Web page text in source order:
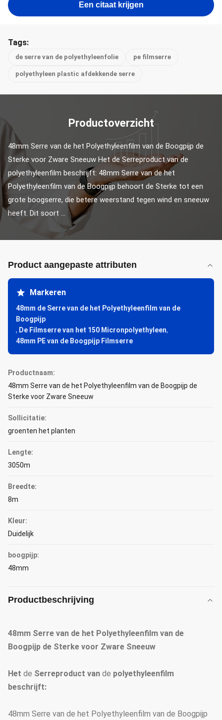
Een citaat krijgen
Tags:
de serre van de polyethyleenfolie pe filmserre
polyethyleen plastic afdekkende serre
Productoverzicht
48mm Serre van de het Polyethyleenfilm van de Boogpijp de
Sterke voor Zware Sneeuw Het de Serreproduct van de
polyethyleenfilm beschrijft: 48mm Serre van de het
Polyethyleenfilm van de Boogpijp behoort de Sterke tot een
grote boogserre, die betere weerstand tegen wind en sneeuw
heeft. Dit soort ...
Product aangepaste attributen
Markeren
48mm de Serre van de het Polyethyleenfilm van de
Boogpijp
, De Filmserre van het 150 Micronpolyethyleen,
48mm PE van de Boogpijp Filmserre
Productnaam:
48mm Serre van de het Polyethyleenfilm van de Boogpijp de
Sterke voor Zware Sneeuw
Sollicitatie:
groenten het planten
Lengte:
3050m
Breedte:
8m
Kleur:
Duidelijk
boogpijp:
48mm
Productbeschrijving
48mm Serre van de het Polyethyleenfilm van de
Boogpijp de Sterke voor Zware Sneeuw
Het de Serreproduct van de polyethyleenfilm
beschrijft:
48mm Serre van de het Polyethyleenfilm van de Boogpijp